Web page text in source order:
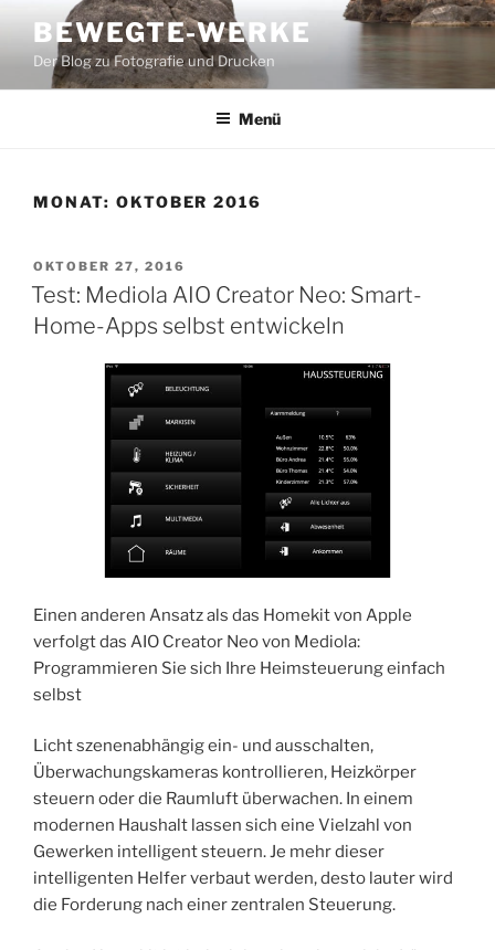
Inhalt
springen
BEWEGTE-WERKE
Der Blog zu Fotografie und Drucken
Menü
MONAT: OKTOBER 2016
VERÖFFENTLICHT
AM
OKTOBER 27, 2016
Test: Mediola AIO Creator Neo: Smart-
Home-Apps selbst entwickeln
Einen anderen Ansatz als das Homekit von Apple
verfolgt das AIO Creator Neo von Mediola:
Programmieren Sie sich Ihre Heimsteuerung einfach
selbst
Licht szenenabhängig ein- und ausschalten,
Überwachungskameras kontrollieren, Heizkörper
steuern oder die Raumluft überwachen. In einem
modernen Haushalt lassen sich eine Vielzahl von
Gewerken intelligent steuern. Je mehr dieser
intelligenten Helfer verbaut werden, desto lauter wird
die Forderung nach einer zentralen Steuerung.